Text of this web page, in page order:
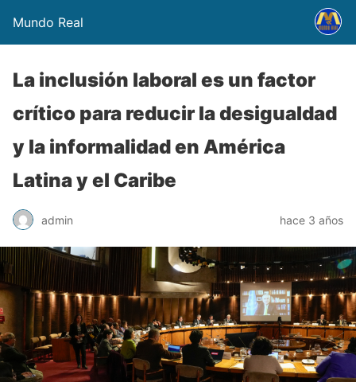
Mundo Real
La inclusión laboral es un factor
crítico para reducir la desigualdad
y la informalidad en América
Latina y el Caribe
admin hace 3 años